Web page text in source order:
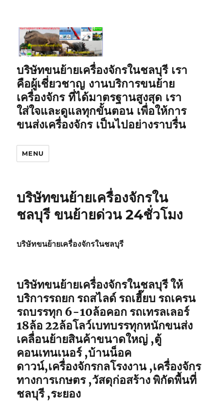
บริษัทขนย้ายเครื่องจักรในชลบุรี เรา
คือผู้เชี่ยวชาญ งานบริการขนย้าย
เครื่องจักร ที่ได้มาตรฐานสูงสุด เรา
ใส่ใจและดูแลทุกขั้นตอน เพื่อให้การ
ขนส่งเครื่องจักร เป็นไปอย่างราบรื่น
MENU
บริษัทขนย้ายเครื่องจักรใน
ชลบุรี ขนย้ายด่วน 24ชั่วโมง
บริษัทขนย้ายเครื่องจักรในชลบุรี
บริษัทขนย้ายเครื่องจักรในชลบุรี ให้
บริการรถยก รถสไลด์ รถเฮี๊ยบ รถเครน
รถบรรทุก 6-10ล้อคอก รถเทรลเลอร์
18ล้อ 22ล้อโลว์เบทบรรทุกหนักขนส่ง
เคลื่อนย้ายสินค้าขนาดใหญ่ ,ตู้
คอนเทนเนอร์ ,บ้านน็อค
ดาวน์,เครื่องจักรกลโรงงาน ,เครื่องจักร
ทางการเกษตร ,วัสดุก่อสร้าง พิกัดพื้นที่
ชลบุรี ,ระยอง